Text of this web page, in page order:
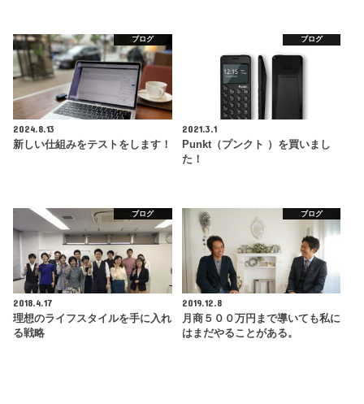
ブログ
2024.8.13
新しい仕組みをテストをします！
ブログ
2021.3.1
Punkt（プンクト ）を買いまし
た！
ブログ
2018.4.17
理想のライフスタイルを手に入れ
る戦略
ブログ
2019.12.8
月商５００万円まで導いても私に
はまだやることがある。